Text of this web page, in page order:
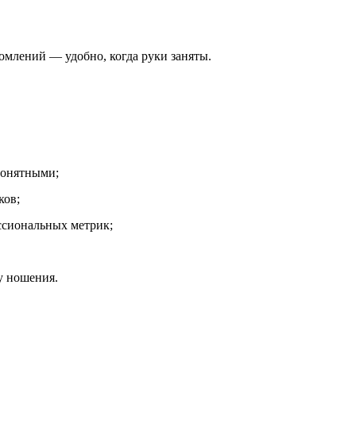
— удобно, когда руки заняты.
метрик;
ношения.